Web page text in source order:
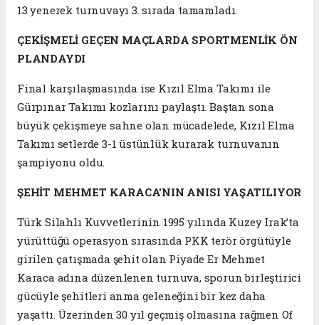
13 yenerek turnuvayı 3. sırada tamamladı.
ÇEKİŞMELİ GEÇEN MAÇLARDA SPORTMENLİK ÖN
PLANDAYDI
Final karşılaşmasında ise Kızıl Elma Takımı ile
Gürpınar Takımı kozlarını paylaştı. Baştan sona
büyük çekişmeye sahne olan mücadelede, Kızıl Elma
Takımı setlerde 3-1 üstünlük kurarak turnuvanın
şampiyonu oldu.
ŞEHİT MEHMET KARACA'NIN ANISI YAŞATILIYOR
Türk Silahlı Kuvvetlerinin 1995 yılında Kuzey Irak’ta
yürüttüğü operasyon sırasında PKK terör örgütüyle
girilen çatışmada şehit olan Piyade Er Mehmet
Karaca adına düzenlenen turnuva, sporun birleştirici
gücüyle şehitleri anma geleneğini bir kez daha
yaşattı. Üzerinden 30 yıl geçmiş olmasına rağmen Of